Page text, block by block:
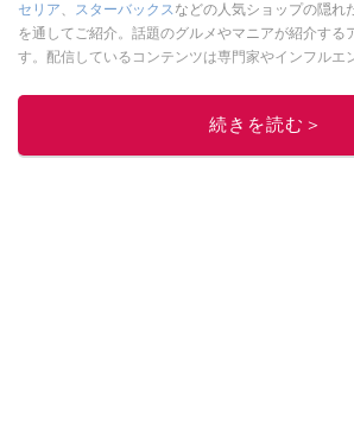
セリア、 スターバックスなどの人気ショップの隠れ
を通してご紹介。話題のグルメやマニアが紹介する
す。配信しているコンテンツは専門家やインフルエ
ニュースでフォロー
続きを読む＞